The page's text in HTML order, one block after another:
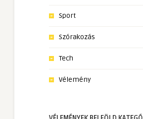
Sport
Szórakozás
Tech
Vélemény